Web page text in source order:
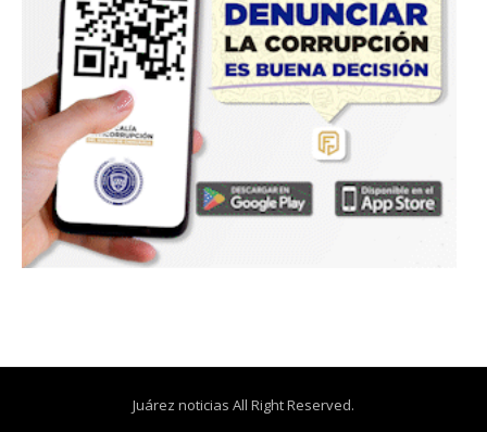
Juárez noticias All Right Reserved.